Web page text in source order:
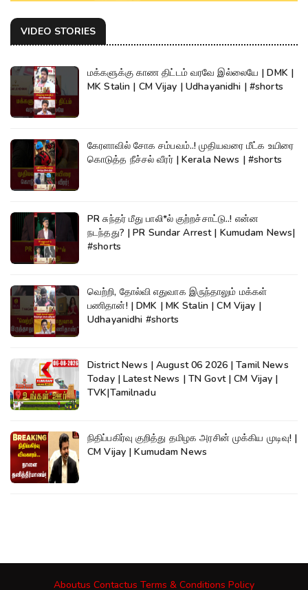
VIDEO STORIES
மக்களுக்கு காண திட்டம் வரவே இல்லையே | DMK |
MK Stalin | CM Vijay | Udhayanidhi | #shorts
கேரளாவில் சோக சம்பவம்..! முதியவரை மீட்க உயிரை
கொடுத்த நீச்சல் வீரர் | Kerala News | #shorts
PR சுந்தர் மீது பாலி*ல் குற்றச்சாட்டு..! என்ன
நடந்தது? | PR Sundar Arrest | Kumudam News|
#shorts
வெற்றி, தோல்வி எதுவாக இருந்தாலும் மக்கள்
பணிதான்! | DMK | MK Stalin | CM Vijay |
Udhayanidhi #shorts
District News | August 06 2026 | Tamil News
Today | Latest News | TN Govt | CM Vijay |
TVK|Tamilnadu
நிதிப்பகிர்வு குறித்து தமிழக அரசின் முக்கிய முடிவு! |
CM Vijay | Kumudam News
Aboutus Contactus Terms & Conditions Policy